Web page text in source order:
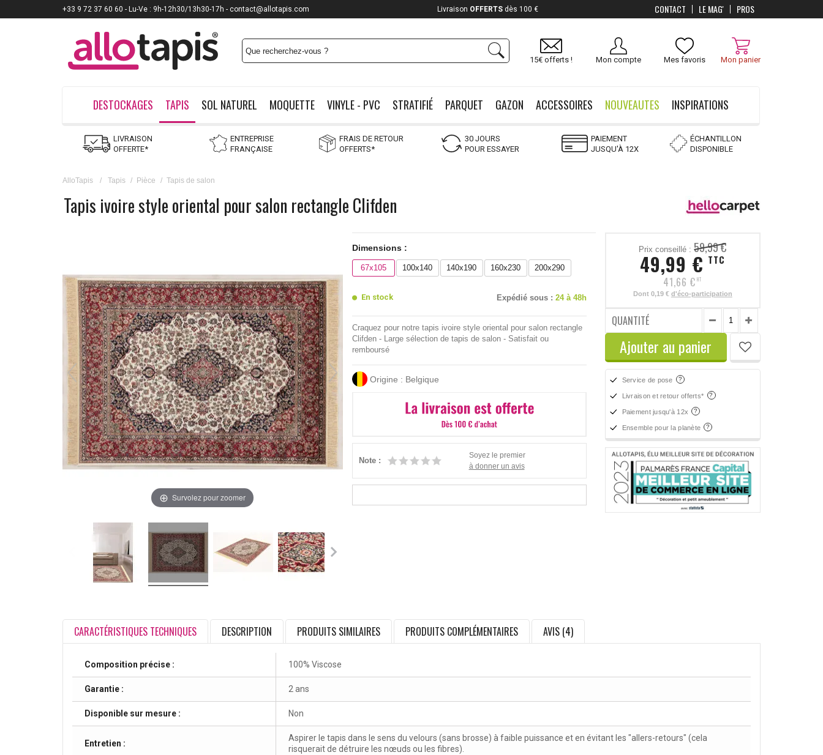
Mon panier
Mes favoris
Mon compte
15€ offerts !
DESTOCKAGES TAPIS SOL NATUREL MOQUETTE VINYLE - PVC STRATIFIÉ PARQUET GAZON ACCESSOIRES NOUVEAUTES INSPIRATIONS
LIVRAISON
OFFERTE*
ENTREPRISE
FRANÇAISE
FRAIS DE RETOUR
OFFERTS*
30 JOURS
POUR ESSAYER
PAIEMENT
JUSQU'À 12X
ÉCHANTILLON
DISPONIBLE
AlloTapis / Tapis / Pièce / Tapis de salon
Tapis ivoire style oriental pour salon rectangle Clifden
Survolez pour zoomer
Dimensions :
67x105 100x140 140x190 160x230 200x290
En stock Expédié sous : 24 à 48h
Craquez pour notre tapis ivoire style oriental pour salon rectangle
Clifden - Large sélection de tapis de salon - Satisfait ou
remboursé
Origine : Belgique
Note :
Soyez le premier
à donner un avis
Prix conseillé :59,99 €
49,99 € TTC
41,66 € HT
Dont 0,19 € d'éco-participation
QUANTITÉ
Ajouter au panier
Service de pose
Livraison et retour offerts*
Paiement jusqu'à 12x
Ensemble pour la planète
CARACTÉRISTIQUES TECHNIQUES DESCRIPTION PRODUITS SIMILAIRES PRODUITS COMPLÉMENTAIRES AVIS (4)
Composition précise : 100% Viscose
Garantie : 2 ans
Disponible sur mesure : Non
Entretien :
Aspirer le tapis dans le sens du velours (sans brosse) à faible puissance et en évitant les "allers-retours" (cela
risquerait de détruire les nœuds ou les fibres).
PROS
LE MAG'
CONTACT
+33 9 72 37 60 60 - Lu-Ve : 9h-12h30/13h30-17h - contact@allotapis.com 12x OFFERTSdès 100 €